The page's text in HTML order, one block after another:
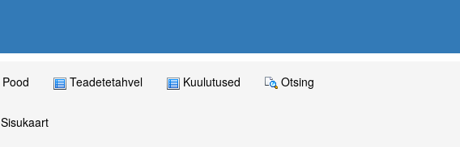
Pood Teadetetahvel Kuulutused Otsing
Sisukaart